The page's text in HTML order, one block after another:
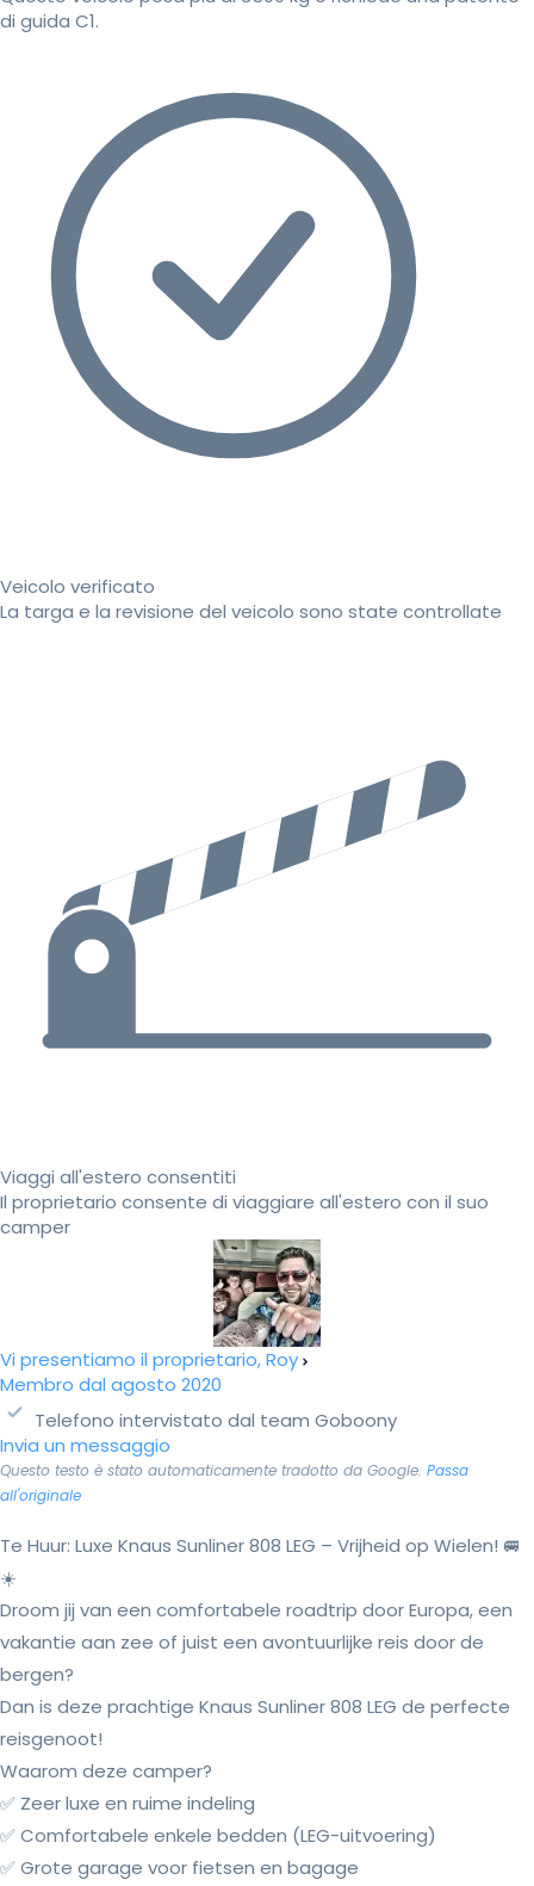
di guida C1.
Veicolo verificato
La targa e la revisione del veicolo sono state controllate
Viaggi all'estero consentiti
Il proprietario consente di viaggiare all'estero con il suo
camper
Vi presentiamo il proprietario, Roy
Membro dal agosto 2020
Telefono intervistato dal team Goboony
Invia un messaggio
Questo testo è stato automaticamente tradotto da Google. Passa
all'originale
Te Huur: Luxe Knaus Sunliner 808 LEG – Vrijheid op Wielen! 🚐
☀️
Droom jij van een comfortabele roadtrip door Europa, een
vakantie aan zee of juist een avontuurlijke reis door de
bergen?
Dan is deze prachtige Knaus Sunliner 808 LEG de perfecte
reisgenoot!
Waarom deze camper?
✅ Zeer luxe en ruime indeling
✅ Comfortabele enkele bedden (LEG-uitvoering)
✅ Grote garage voor fietsen en bagage